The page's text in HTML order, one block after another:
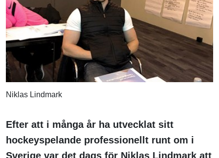
Niklas Lindmark
Efter att i många år ha utvecklat sitt
hockeyspelande professionellt runt om i
Sverige var det dags för Niklas Lindmark att